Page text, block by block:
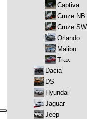
Captiva
Cruze NB
Cruze SW
Orlando
Malibu
Trax
Dacia
DS
Hyundai
Jaguar
Jeep